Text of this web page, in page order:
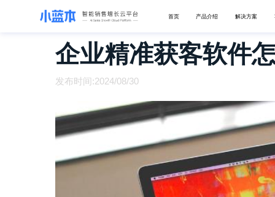
首页 产品介绍 解决方案
企业精准获客软件
发布时间:2024/08/30